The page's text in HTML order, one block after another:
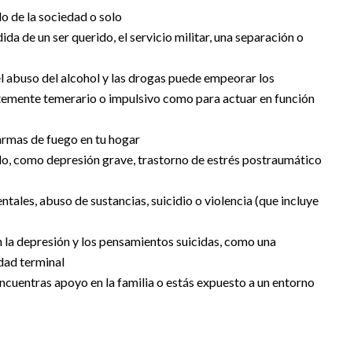
de la sociedad o solo
de un ser querido, el servicio militar, una separación o
del alcohol y las drogas puede empeorar los
temerario o impulsivo como para actuar en función
de fuego en tu hogar
como depresión grave, trastorno de estrés postraumático
abuso de sustancias, suicidio o violencia (que incluye
depresión y los pensamientos suicidas, como una
terminal
apoyo en la familia o estás expuesto a un entorno